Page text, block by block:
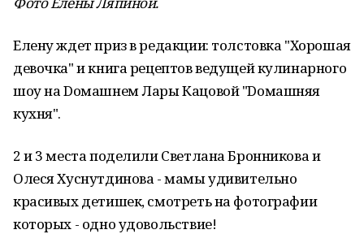
Елену ждет приз в редакции: толстовка "Хорошая
девочка" и книга рецептов ведущей кулинарного
шоу на Dомашнем Лары Кацовой "Dомашняя
кухня".
2 и 3 места поделили Светлана Бронникова и
Олеся Хуснутдинова - мамы удивительно
красивых детишек, смотреть на фотографии
которых - одно удовольствие!